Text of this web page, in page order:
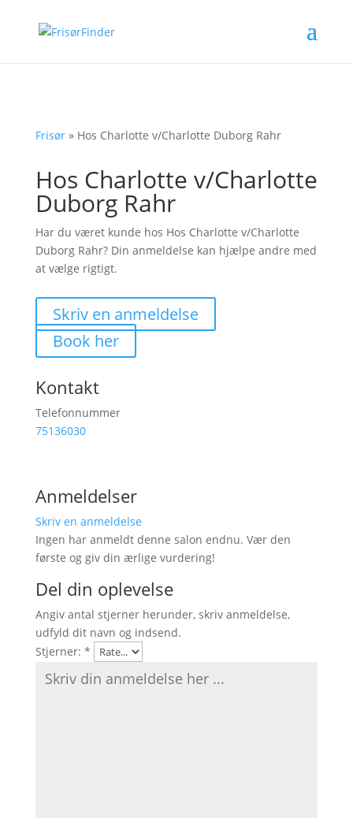
Frisør» Hos Charlotte v/Charlotte Duborg Rahr
Hos Charlotte v/Charlotte
Duborg Rahr
Har du været kunde hos Hos Charlotte v/Charlotte
Duborg Rahr? Din anmeldelse kan hjælpe andre med
at vælge rigtigt.
Skriv en anmeldelse
Book her
Kontakt
Telefonnummer
75136030
Anmeldelser
Skriv en anmeldelse
Ingen har anmeldt denne salon endnu. Vær den
første og giv din ærlige vurdering!
Del din oplevelse
Angiv antal stjerner herunder, skriv anmeldelse,
udfyld dit navn og indsend.
Stjerner: *